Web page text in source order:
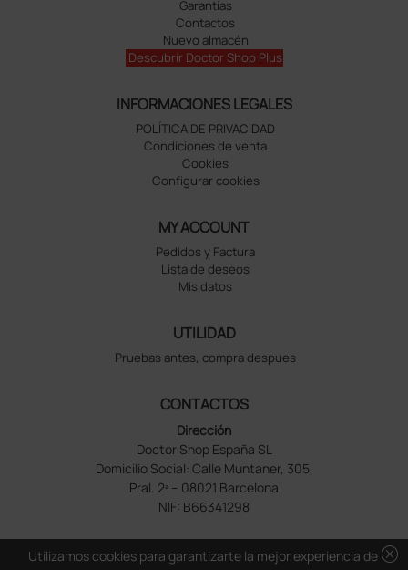
Garantías
Contactos
Nuevo almacén
Descubrir Doctor Shop Plus
INFORMACIONES LEGALES
POLÍTICA DE PRIVACIDAD
Condiciones de venta
Cookies
Configurar cookies
MY ACCOUNT
Pedidos y Factura
Lista de deseos
Mis datos
UTILIDAD
Pruebas antes, compra despues
CONTACTOS
Dirección
Doctor Shop España SL
Domicilio Social: Calle Muntaner, 305,
Pral. 2ª – 08021 Barcelona
NIF: B66341298
cancel
Utilizamos cookies para garantizarte la mejor experiencia de